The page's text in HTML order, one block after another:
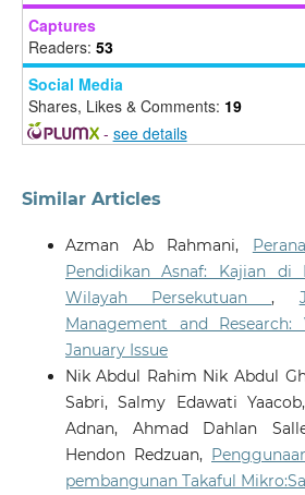
Captures
Readers: 53
Social Media
Shares, Likes & Comments: 19
- see details
Similar Articles
Azman Ab Rahmani,
Pendidikan Asnaf: Kajian di
Wilayah Persekutuan,
Management and Research:
January Issue
Nik Abdul Rahim Nik Abdul
Sabri, Salmy Edawati
Adnan, Ahmad Dahlan
Hendon Redzuan,
pembangunan Takaful